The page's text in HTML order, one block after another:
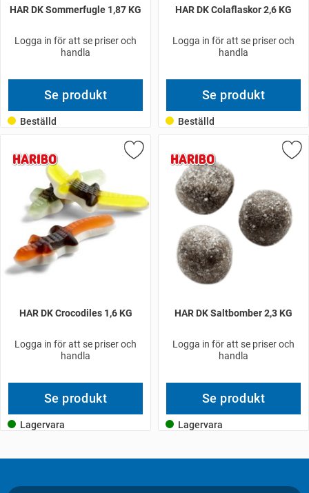
HAR DK Sommerfugle 1,87 KG
Logga in för att se priser och
handla
Se produkt
Beställd
HAR DK Colaflaskor 2,6 KG
Logga in för att se priser och
handla
Se produkt
Beställd
HAR DK Crocodiles 1,6 KG
Logga in för att se priser och
handla
Se produkt
Lagervara
HAR DK Saltbomber 2,3 KG
Logga in för att se priser och
handla
Se produkt
Lagervara